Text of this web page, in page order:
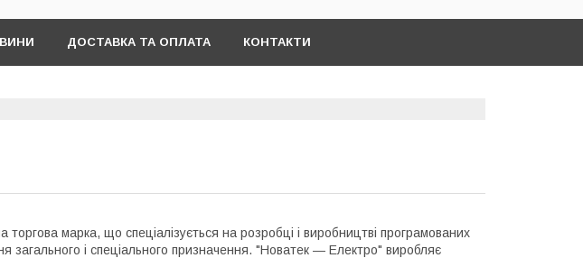
ДОСТАВКА ТА ОПЛАТА КОНТАКТИ
марка, що спеціалізується на розробці і виробництві програмованих
загального і спеціального призначення. "Новатек ― Електро" виробляє